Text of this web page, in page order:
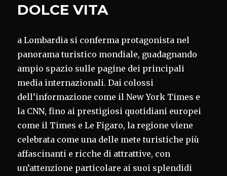
DOLCE VITA
a Lombardia si conferma protagonista nel
panorama turistico mondiale, guadagnando
ampio spazio sulle pagine dei principali
media internazionali. Dai colossi
dell’informazione come il New York Times e
la CNN, fino ai prestigiosi quotidiani europei
come il Times e Le Figaro, la regione viene
celebrata come una delle mete turistiche più
affascinanti e ricche di attrattive, con
un’attenzione particolare ai suoi splendidi